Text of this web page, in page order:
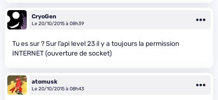
CryoGen
Le 20/10/2015 à 08h39
Tu es sur ? Sur l’api level 23 il y a toujours la permission
INTERNET (ouverture de socket)
atomusk
Le 20/10/2015 à 08h43